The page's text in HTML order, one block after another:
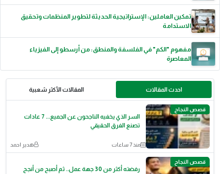
تمكين العاملين: الإستراتيجية الحديثة لتطوير المنظمات وتحقيق
الاستدامة
مفهوم "الكم" في الفلسفة والمنطق: من أرسطو إلى الفيزياء
المعاصرة
احدث المقالات المقالات الأكثر شعبية
قصص النجاح
السر الذي يخفيه الناجحون عن الجميع... 7 عادات
تصنع الفرق الحقيقي
منذ 7 ساعات هدير احمد
قصص النجاح
رفضته أكثر من 30 جهة عمل.. ثم أصبح من أنجح